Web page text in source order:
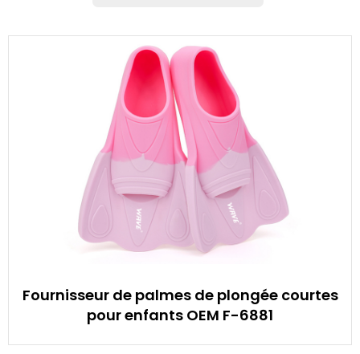
Fournisseur de palmes de plongée courtes
pour enfants OEM F-6881